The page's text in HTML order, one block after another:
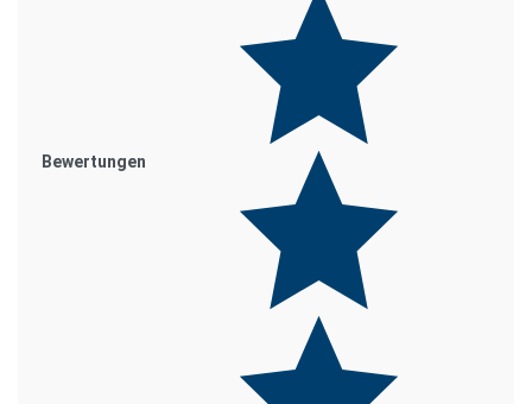
Bewertungen